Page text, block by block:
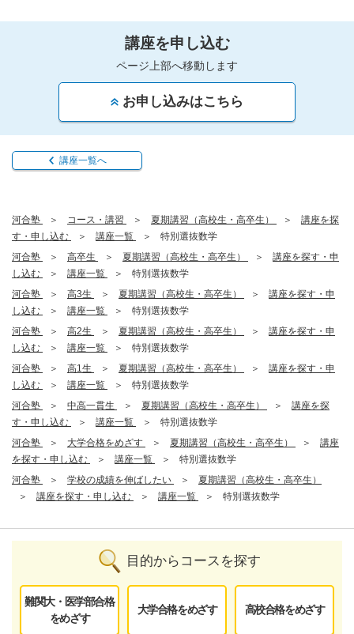
講座を申し込む
ページ上部へ移動します
お申し込みはこちら
講座一覧へ
河合塾 コース・講習 夏期講習（高校生・高卒生）
講座を探
す・申し込む
講座一覧
特別選抜数学
河合塾
高卒生 夏期講習（高校生・高卒生）
講座を探す・申
し込む
講座一覧
特別選抜数学
河合塾
高3生 夏期講習（高校生・高卒生）
講座を探す・申
し込む
講座一覧
特別選抜数学
河合塾
高2生 夏期講習（高校生・高卒生）
講座を探す・申
し込む
講座一覧
特別選抜数学
河合塾
高1生 夏期講習（高校生・高卒生）
講座を探す・申
し込む
講座一覧
特別選抜数学
河合塾
中高一貫生 夏期講習（高校生・高卒生）
講座を探
す・申し込む
講座一覧
特別選抜数学
河合塾
大学合格をめざす 夏期講習（高校生・高卒生）
講座
を探す・申し込む
講座一覧
特別選抜数学
河合塾
学校の成績を伸ばしたい
夏期講習（高校生・高卒生）
講座を探す・申し込む
講座一覧 特別選抜数学
目的からコースを探す
難関大・医学部合格
をめざす
大学合格をめざす 高校合格をめざす